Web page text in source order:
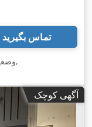
تماس بگیرید
,
آگهی کوچک